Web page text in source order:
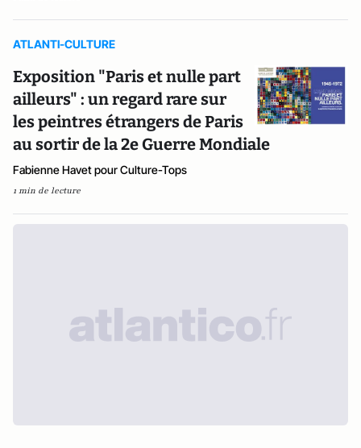
ATLANTI-CULTURE
Exposition "Paris et nulle part
ailleurs" : un regard rare sur
les peintres étrangers de Paris
au sortir de la 2e Guerre Mondiale
Fabienne Havet pour Culture-Tops
1 min de lecture